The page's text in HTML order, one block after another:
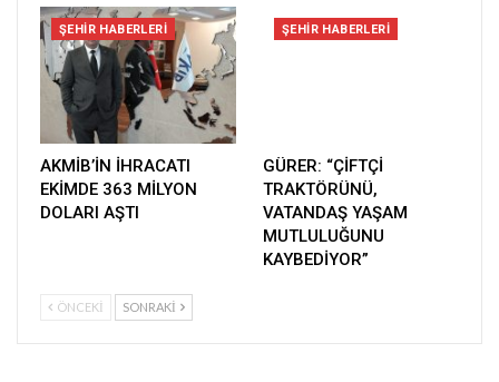
ŞEHIR HABERLERI
AKMİB’İN İHRACATI
EKİMDE 363 MİLYON
DOLARI AŞTI
ŞEHIR HABERLERI
GÜRER: “ÇİFTÇİ
TRAKTÖRÜNÜ,
VATANDAŞ YAŞAM
MUTLULUĞUNU
KAYBEDİYOR”
ÖNCEKI SONRAKI